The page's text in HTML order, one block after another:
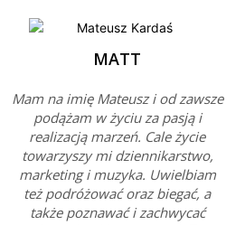
MATT
Mam na imię Mateusz i od zawsze
podążam w życiu za pasją i
realizacją marzeń. Cale życie
towarzyszy mi dziennikarstwo,
marketing i muzyka. Uwielbiam
też podróżować oraz biegać, a
także poznawać i zachwycać